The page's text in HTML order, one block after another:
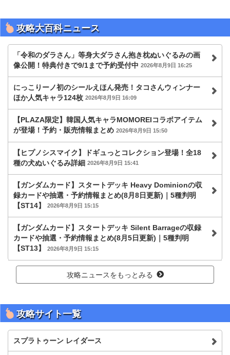
攻略大百科ニュース
「令和のダラさん」等身大ダラさん抱き枕ぬいぐるみの画
像公開！特典付きで9/1まで予約受付中 2026年8月9日 16:25
にっこりーノ初のシールえほん発売！タコさんウィンナー
ほか人気キャラ124枚 2026年8月9日 16:09
【PLAZA限定】韓国人気キャラMOMOREIコラボアイテム
が登場！予約・販売情報まとめ 2026年8月9日 15:50
【ヒプノシスマイク】ドギュっとコレクション登場！全18
種の犬ぬいぐるみ詳細 2026年8月9日 15:41
【ガンダムカード】スタートデッキ Heavy Dominionの収
録カードや抽選・予約情報まとめ(8月8日更新)｜5種判明
【ST14】
2026年8月9日 15:15
【ガンダムカード】スタートデッキ Silent Barrageの収録
カードや抽選・予約情報まとめ(8月5日更新)｜5種判明
【ST13】
2026年8月9日 15:15
攻略ニュースをもっとみる
攻略サイト一覧
スプラトゥーン レイダース